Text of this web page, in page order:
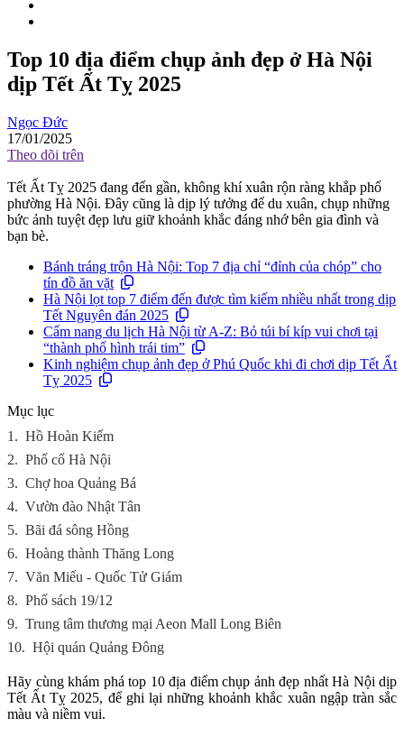
Top 10 địa điểm chụp ảnh đẹp ở Hà Nội
dịp Tết Ất Tỵ 2025
Ngọc Đức
17/01/2025
Theo dõi trên
Tết Ất Tỵ 2025 đang đến gần, không khí xuân rộn ràng khắp phố
phường Hà Nội. Đây cũng là dịp lý tưởng để du xuân, chụp những
bức ảnh tuyệt đẹp lưu giữ khoảnh khắc đáng nhớ bên gia đình và
bạn bè.
Bánh tráng trộn Hà Nội: Top 7 địa chỉ “đỉnh của chóp” cho
tín đồ ăn vặt
Hà Nội lọt top 7 điểm đến được tìm kiếm nhiều nhất trong dịp
Tết Nguyên đán 2025
Cẩm nang du lịch Hà Nội từ A-Z: Bỏ túi bí kíp vui chơi tại
“thành phố hình trái tim”
Kinh nghiệm chụp ảnh đẹp ở Phú Quốc khi đi chơi dịp Tết Ất
Tỵ 2025
Mục lục
1. Hồ Hoàn Kiếm
2. Phố cổ Hà Nội
3. Chợ hoa Quảng Bá
4. Vườn đào Nhật Tân
5. Bãi đá sông Hồng
6. Hoàng thành Thăng Long
7. Văn Miếu - Quốc Tử Giám
8. Phố sách 19/12
9. Trung tâm thương mại Aeon Mall Long Biên
10. Hội quán Quảng Đông
Hãy cùng khám phá top 10 địa điểm chụp ảnh đẹp nhất Hà Nội dịp
Tết Ất Tỵ 2025, để ghi lại những khoảnh khắc xuân ngập tràn sắc
màu và niềm vui.